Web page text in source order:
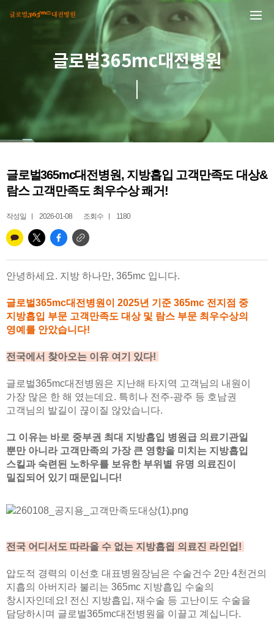
글로벌365mc대전병원
글로벌365mc대전병원, 지방흡입 고객만족도 대상&
람스 고객만족도 최우수상 쾌거!
작성일 2026-01-08 조회수 1180
안녕하세요. 지방 하나만, 365mc 입니다.
글로벌365mc대전병원이 2025년 기준 365mc 전지점 중
지방흡입 부문 고객만족도 대상 및 람스 부문 최우수상의
영예를 안았습니다!
전국에서 찾아오는 이유 여기 있다!
글로벌365mc대전병원은 지난해 타지역 고객님의 내원이
가장 많은 한 해 였는데요. 특히나 전주-광주 등 호남권
고객님의 발길이 끊이질 않았습니다.
그 이유는 바로 중부권 최대 지방흡입 병원급 의료기관일
뿐만 아니라 고객만족의 가장 큰 영향을 미치는 지방흡입
스킬과 숙련된 노하우를 보유한 부위별 유명 의료진이
밀집되어 있기 때문입니다!
전국 어디서도 따라올 수 없는 지방흡읩 의료진 라인업!
압도적 경력의 이선호 대표병원장님은 수술건수 2만 4천건의
지흡의 아버지라 불리는 365mc 지방흡입 수술의
창시자인데요! 전신 지방흡입, 재수술 등 고난이도 수술을
담당하시며 글로벌365mc대전병원을 이끌고 계십니다.